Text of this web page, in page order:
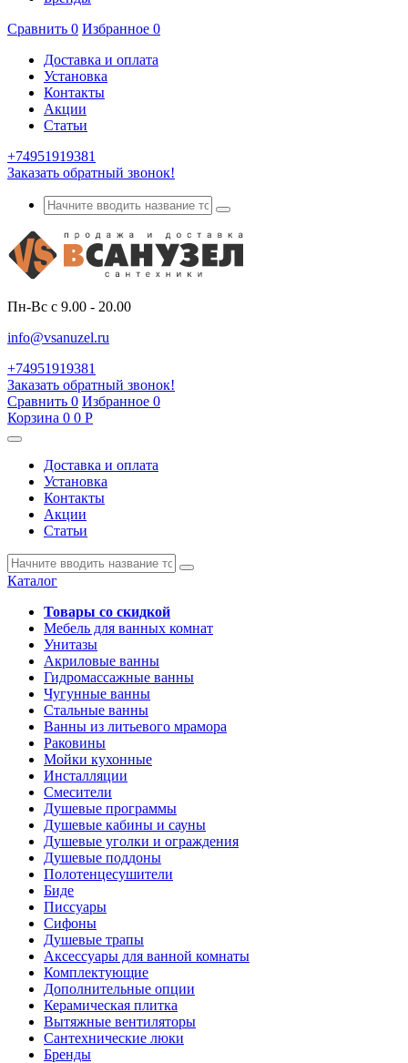
Сравнить 0 Избранное 0
Доставка и оплата
Установка
Контакты
Акции
Статьи
+74951919381
Заказать обратный звонок!
Пн-Вс с 9.00 - 20.00
info@vsanuzel.ru
+74951919381
Заказать обратный звонок!
Сравнить 0 Избранное 0
Корзина 0 0 Р
Доставка и оплата
Установка
Контакты
Акции
Статьи
Каталог
Товары со скидкой
Мебель для ванных комнат
Унитазы
Акриловые ванны
Гидромассажные ванны
Чугунные ванны
Стальные ванны
Ванны из литьевого мрамора
Раковины
Мойки кухонные
Инсталляции
Смесители
Душевые программы
Душевые кабины и сауны
Душевые уголки и ограждения
Душевые поддоны
Полотенцесушители
Биде
Писсуары
Сифоны
Душевые трапы
Аксессуары для ванной комнаты
Комплектующие
Дополнительные опции
Керамическая плитка
Вытяжные вентиляторы
Сантехнические люки
Бренды